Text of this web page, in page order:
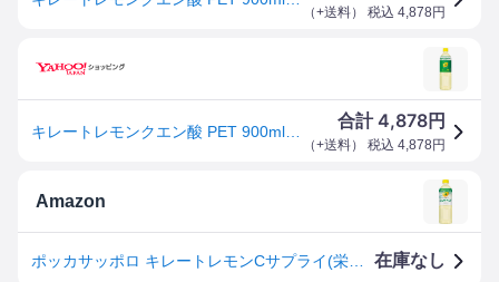
（+送料） 税込 4,878 円
合計4,878円
（+送料） 税込 4,878 円
Amazon
在庫なし